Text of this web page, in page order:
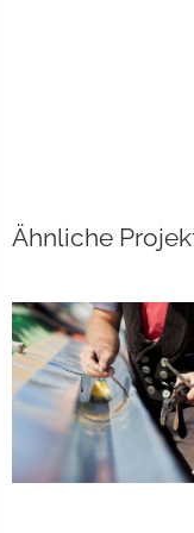
Ähnliche